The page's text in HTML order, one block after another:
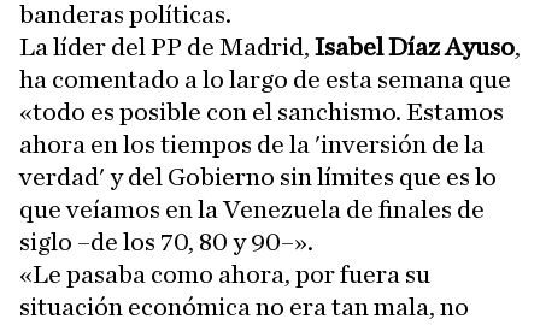
banderas políticas.
La líder del PP de Madrid, Isabel Díaz Ayuso,
ha comentado a lo largo de esta semana que
«todo es posible con el sanchismo. Estamos
ahora en los tiempos de la 'inversión de la
verdad' y del Gobierno sin límites que es lo
que veíamos en la Venezuela de finales de
siglo –de los 70, 80 y 90–».
«Le pasaba como ahora, por fuera su
situación económica no era tan mala, no